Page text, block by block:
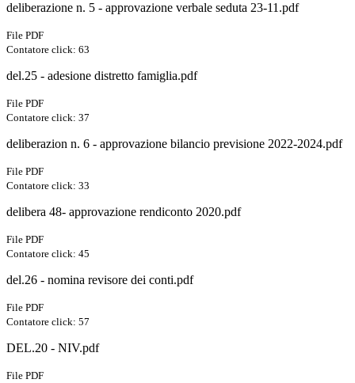
deliberazione n. 5 - approvazione verbale seduta 23-11.pdf
File PDF
Contatore click: 63
del.25 - adesione distretto famiglia.pdf
File PDF
Contatore click: 37
deliberazion n. 6 - approvazione bilancio previsione 2022-2024.pdf
File PDF
Contatore click: 33
delibera 48- approvazione rendiconto 2020.pdf
File PDF
Contatore click: 45
del.26 - nomina revisore dei conti.pdf
File PDF
Contatore click: 57
DEL.20 - NIV.pdf
File PDF